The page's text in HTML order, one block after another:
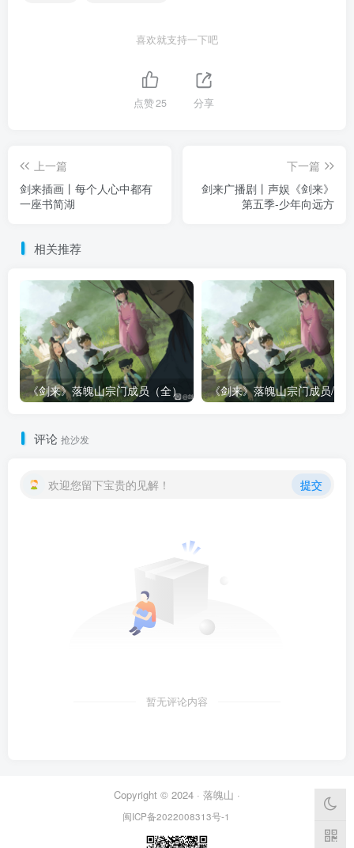
喜欢就支持一下吧
点赞25 分享
上一篇
剑来插画丨每个人心中都有
一座书简湖
下一篇
剑来广播剧丨声娱《剑来》
第五季-少年向远方
相关推荐
《剑来》落魄山宗门成员（全）
评论 抢沙发
欢迎您留下宝贵的见解！ 提交
暂无评论内容
Copyright © 2024 · 落魄山 ·
闽ICP备2022008313号-1